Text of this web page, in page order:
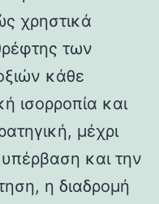
χρηστικά
των
κάθε
ισορροπία και
μέχρι
και την
η διαδρομή